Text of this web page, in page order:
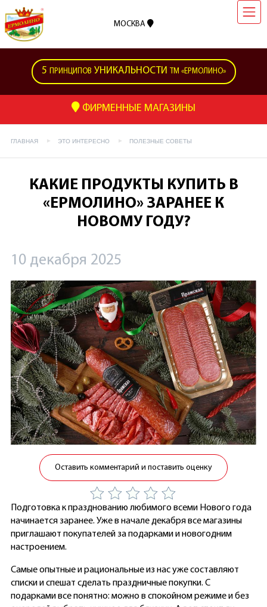
МОСКВА
5 ПРИНЦИПОВ УНИКАЛЬНОСТИ ТМ «ЕРМОЛИНО»
ФИРМЕННЫЕ МАГАЗИНЫ
ГЛАВНАЯ ЭТО ИНТЕРЕСНО ПОЛЕЗНЫЕ СОВЕТЫ
КАКИЕ ПРОДУКТЫ КУПИТЬ В
«ЕРМОЛИНО» ЗАРАНЕЕ К
НОВОМУ ГОДУ?
10 декабря 2025
Оставить комментарий и поставить оценку
Подготовка к празднованию любимого всеми Нового года
начинается заранее. Уже в начале декабря все магазины
приглашают покупателей за подарками и новогодним
настроением.
Самые опытные и рациональные из нас уже составляют
списки и спешат сделать праздничные покупки. С
подарками все понятно: можно в спокойном режиме и без